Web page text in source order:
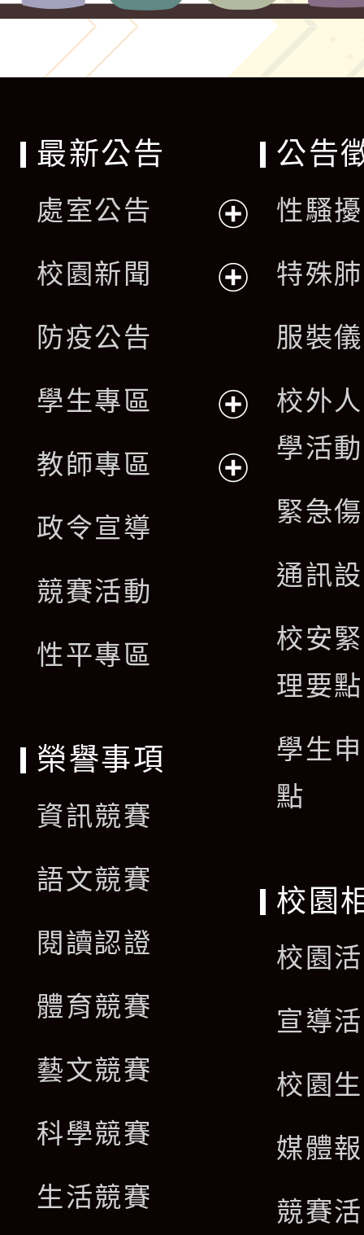
最新公告
處室公告
開
單
校園新聞
選
單
防疫公告
學生專區
開
教師專區
政令宣導
競賽活動
性平專區
公告
性騷
特殊
服裝
校外
學活
緊急
通訊
校安
理要點
學生
點
榮譽事項
資訊競賽
語文競賽
閱讀認證
體育競賽
藝文競賽
科學競賽
生活競賽
校園
校園
宣導
校園
媒體
競賽